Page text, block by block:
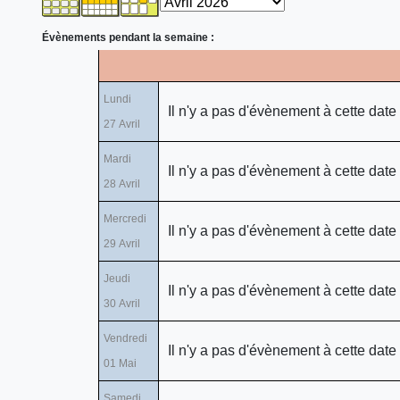
Évènements pendant la semaine :
Lundi
27 Avril
Il n'y a pas d'évènement à cette date
Mardi
28 Avril
Il n'y a pas d'évènement à cette date
Mercredi
29 Avril
Il n'y a pas d'évènement à cette date
Jeudi
30 Avril
Il n'y a pas d'évènement à cette date
Vendredi
01 Mai
Il n'y a pas d'évènement à cette date